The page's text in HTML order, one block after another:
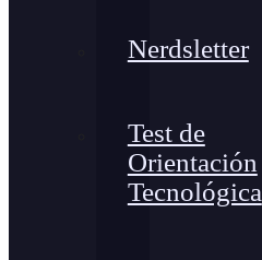
Nerdsletter
Test de
Orientación
Tecnológica